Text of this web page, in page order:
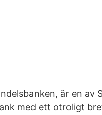
är en av
med ett otroligt